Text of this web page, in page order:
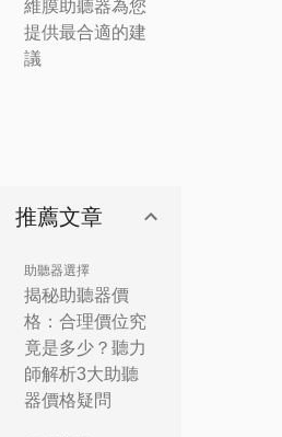
維膜助聽器為您
提供最合適的建
議
推薦文章
助聽器選擇
揭秘助聽器價
格：合理價位究
竟是多少？聽力
師解析3大助聽
器價格疑問